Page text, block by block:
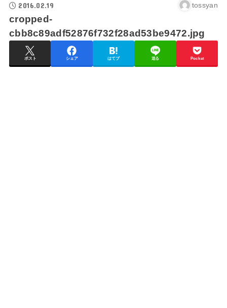
2016.02.19 tossyan
cropped-
cbb8c89adf52876f732f28ad53be9472.jpg
ポスト シェア はてブ 送る Pocket